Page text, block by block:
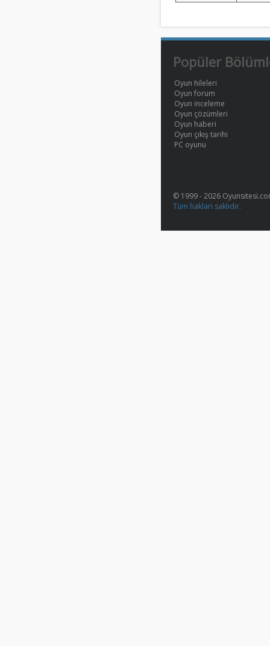
Popüler
Oyun hileleri
Oyun forum
Oyun inceleme
Oyun çözümleri
Oyun haberi
Oyun çıkış tarihi
PC oyunu
© 1999 - 2026
Tüm hakları saklıdır.